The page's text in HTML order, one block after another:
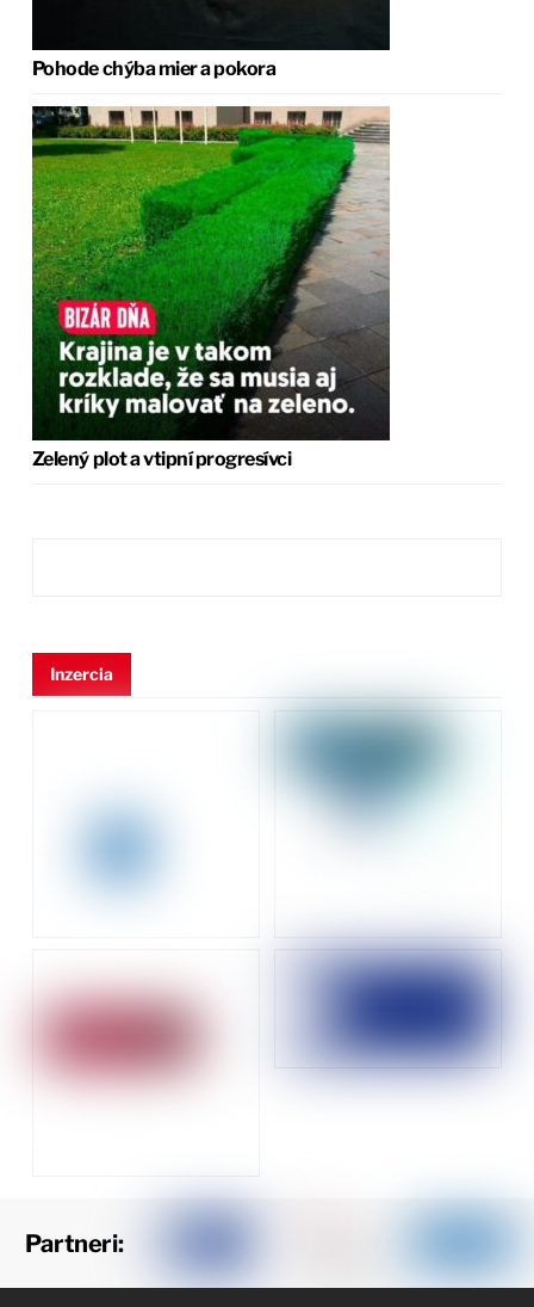
Pohode chýba mier a pokora
Zelený plot a vtipní progresívci
Inzercia
Partneri: